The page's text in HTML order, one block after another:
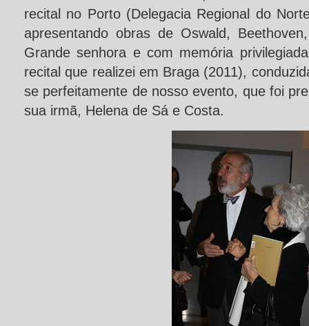
recital no Porto (Delegacia Regional do
apresentando obras de Oswald,
Grande senhora e com memória
recital que realizei em Braga (2011),
se perfeitamente de nosso evento, que foi
sua irmã, Helena de Sá e Costa.